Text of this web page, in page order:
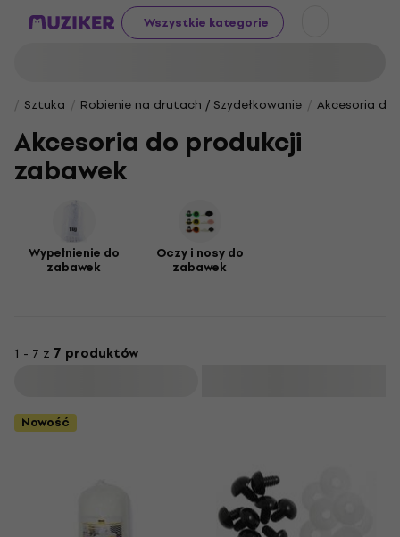
Wszystkie kategorie
Sztuka Robienie na drutach / Szydełkowanie Akcesoria do
Akcesoria do produkcji
zabawek
Wypełnienie do
zabawek
Oczy i nosy do
zabawek
1 - 7 z 7 produktów
Nowość